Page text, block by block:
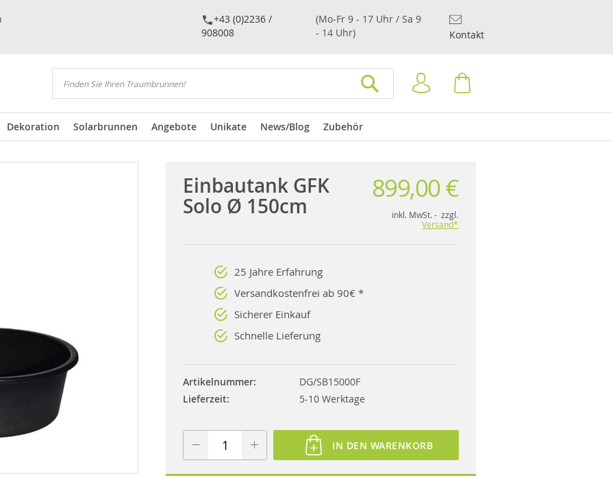
+43 (0)2236 /
908008
(Mo-Fr 9 - 17 Uhr / Sa 9
- 14 Uhr)
Kontakt
Suchen
Anmelden
Dekoration Solarbrunnen Angebote Unikate News/Blog Zubehör
Einbautank GFK
Solo Ø 150cm
899,00 €
inkl. MwSt. - zzgl.
Versand*
25 Jahre Erfahrung
Versandkostenfrei ab 90€ *
Sicherer Einkauf
Schnelle Lieferung
Artikelnummer
DG/SB15000F
Lieferzeit
5-10 Werktage
IN DEN WARENKORB